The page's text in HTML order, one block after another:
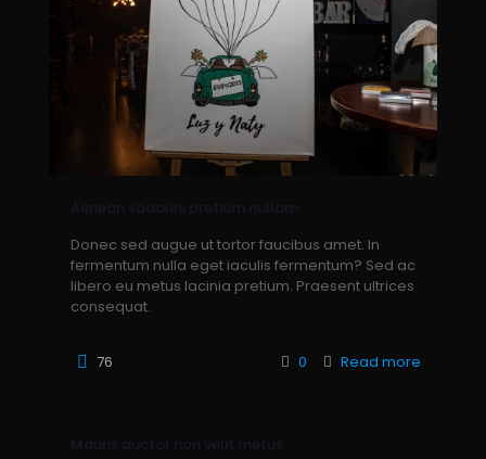
Aenean sodales pretium nullam
Donec sed augue ut tortor faucibus amet. In
fermentum nulla eget iaculis fermentum? Sed ac
libero eu metus lacinia pretium. Praesent ultrices
consequat.
76 0 Read more
Mauris auctor non velit metus